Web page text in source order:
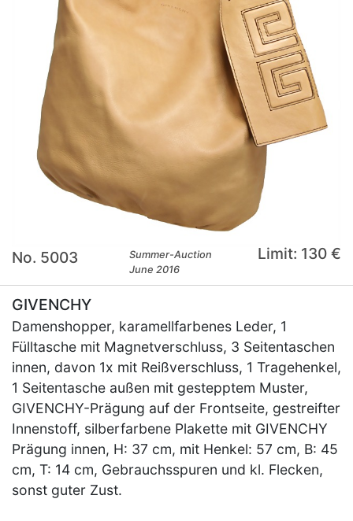
No. 5003
Summer-Auction
June 2016
Limit: 130 €
GIVENCHY
Damenshopper, karamellfarbenes Leder, 1
Fülltasche mit Magnetverschluss, 3 Seitentaschen
innen, davon 1x mit Reißverschluss, 1 Tragehenkel,
1 Seitentasche außen mit gestepptem Muster,
GIVENCHY-Prägung auf der Frontseite, gestreifter
Innenstoff, silberfarbene Plakette mit GIVENCHY
Prägung innen, H: 37 cm, mit Henkel: 57 cm, B: 45
cm, T: 14 cm, Gebrauchsspuren und kl. Flecken,
sonst guter Zust.